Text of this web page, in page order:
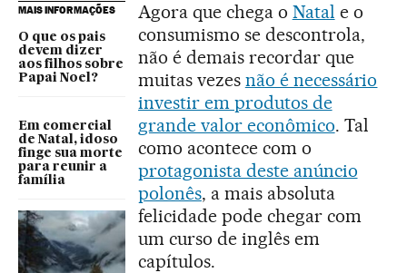
MAIS INFORMAÇÕES
O que os pais
devem dizer
aos filhos sobre
Papai Noel?
Em comercial
de Natal, idoso
finge sua morte
para reunir a
família
Agora que chega o Natal e o
consumismo se descontrola,
não é demais recordar que
muitas vezes não é necessário
investir em produtos de
grande valor econômico. Tal
como acontece com o
protagonista deste anúncio
polonês, a mais absoluta
felicidade pode chegar com
um curso de inglês em
capítulos.